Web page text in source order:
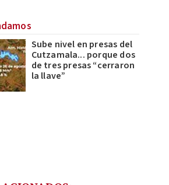
Sube nivel en presas del
Cutzamala... porque dos
de tres presas “cerraron
la llave”